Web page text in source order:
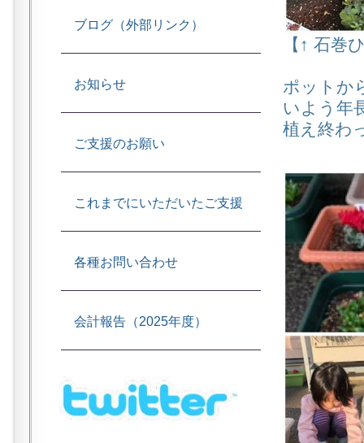
【↑ 石巻
ポットか
いよう年
植え終わ
ブログ（外部リンク）
お知らせ
ご支援のお願い
これまでにいただいたご支援
各種お問い合わせ
会計報告（2025年度）